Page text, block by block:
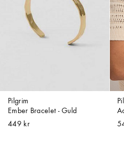
Pilgrim
Ember Bracelet - Guld
449 kr